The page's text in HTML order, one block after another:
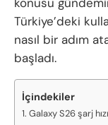
Türkiye’deki
nasıl bir adım
başladı.
İçindekiler
Galaxy S26 şarj